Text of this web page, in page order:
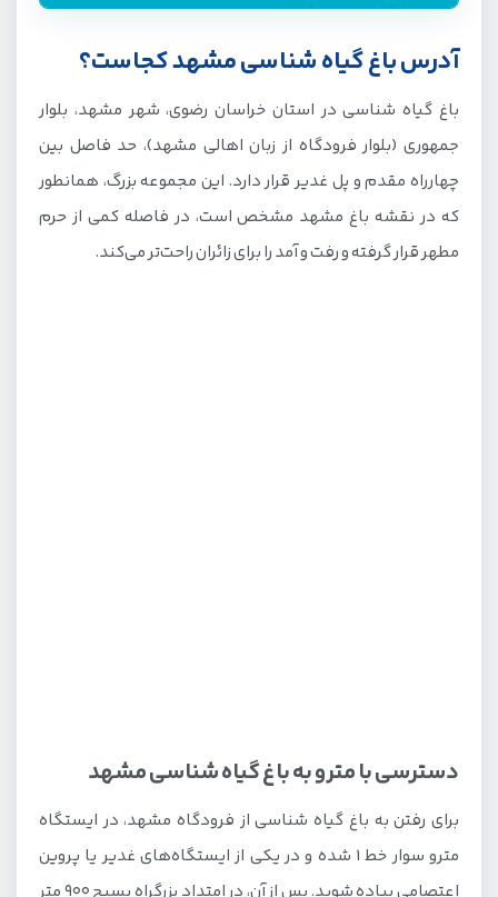
دسترسی با مترو به باغ گیاه شناسی مشهد
دسترسی به باغ مشهد از حرم مطهر
بهترین زمان بازدید از باغ گیاه شناسی مشهد
هزینه ورودی باغ گیاه شناسی مشهد
انواع بخش‌های باغ مشهد
هتل‌های اطراف باغ مشهد
آدرس باغ گیاه شناسی مشهد کجاست؟
باغ گیاه شناسی در استان خراسان رضوی، شهر مشهد، بلوار
جمهوری (بلوار فرودگاه از زبان اهالی مشهد)، حد فاصل بین
چهارراه مقدم و پل غدیر قرار دارد. این مجموعه بزرگ، همانطور
که در نقشه باغ مشهد مشخص است، در فاصله کمی از حرم
مطهر قرار گرفته و رفت و آمد را برای زائران راحت‌تر می‌کند.
دسترسی با مترو به باغ گیاه شناسی مشهد
برای رفتن به باغ گیاه شناسی از فرودگاه مشهد، در ایستگاه
مترو سوار خط 1 شده و در یکی از ایستگاه‌های غدیر یا پروین
اعتصامی پیاده شوید. پس از آن، در امتداد بزرگراه بسیج 900 متر